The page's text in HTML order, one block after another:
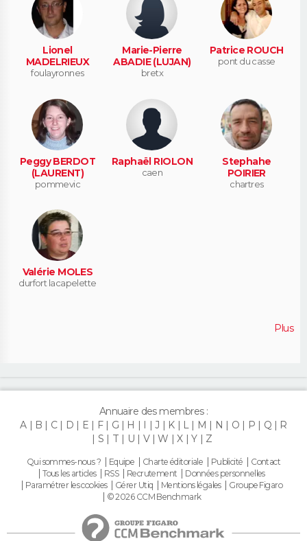
Lionel
MADELRIEUX
foulayronnes
Marie-Pierre
ABADIE (LUJAN)
bretx
Patrice ROUCH
pont du casse
Peggy BERDOT
(LAURENT)
pommevic
Raphaël RIOLON
caen
Stephahe
POIRIER
chartres
Valérie MOLES
durfort lacapelette
Plus
Annuaire des membres :
A
B C D E F G H I J K L M N O P Q
R
S
T U V W X Y Z
Qui sommes-nous ? Equipe Charte éditoriale Publicité
Contact
Tous les articles
RSS Recrutement
Données personnelles
Paramétrer les cookies
Gérer Utiq Mentions légales
Groupe Figaro
© 2026 CCM Benchmark